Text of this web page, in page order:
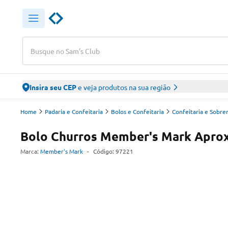
Busque no Sam's Club
Insira seu CEPe veja produtos na sua região
Home Padaria e Confeitaria Bolos e Confeitaria Confeitaria e
Bolo Churros Member's Mark
Marca: Member's Mark - Código: 97221